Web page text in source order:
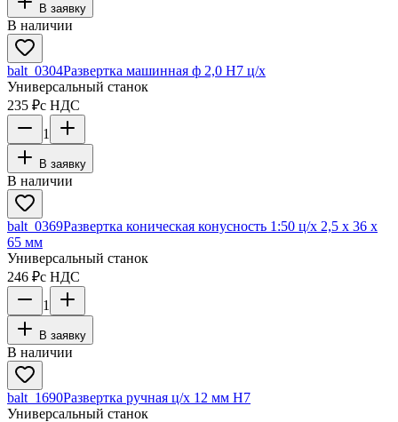
В заявку
В наличии
balt_0304Развертка машинная ф 2,0 Н7 ц/х
Универсальный станок
235 ₽с НДС
1
В заявку
В наличии
balt_0369Развертка коническая конусность 1:50 ц/х 2,5 х 36 х
65 мм
Универсальный станок
246 ₽с НДС
1
В заявку
В наличии
balt_1690Развертка ручная ц/х 12 мм Н7
Универсальный станок